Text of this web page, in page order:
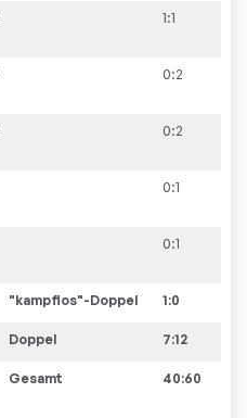
1:1
0:2
0:2
0:1
0:1
"kampflos"-Doppel 1:0
Doppel 7:12
Gesamt 40:60